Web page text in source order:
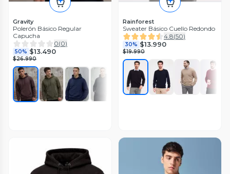
Gravity
Polerón Básico Regular
Capucha
0(0)
50% $13.490
$26.990
Rainforest
Sweater Básico Cuello Redondo
4.8(50)
30% $13.990
$19.990